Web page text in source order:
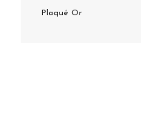
Plaqué Or